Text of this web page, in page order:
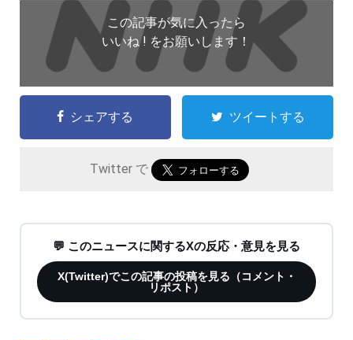
この記事が気に入ったら
いいね ! をお願いします！
シェアする ツイートする
Twitter で
💬 このニュースに関するXの反応・意見を見る
X(Twitter)でこの記事の投稿を見る（コメント・
リポスト）